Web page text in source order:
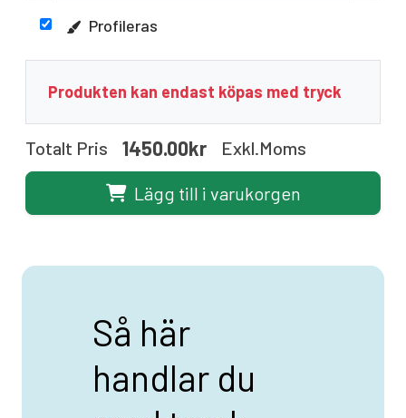
Profileras
Produkten kan endast köpas med tryck
Totalt Pris 1450.00kr Exkl.moms
Lägg till i varukorgen
Så här
handlar du